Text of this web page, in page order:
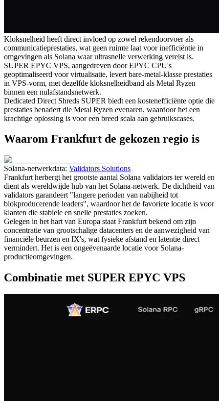
Kloksnelheid heeft direct invloed op zowel rekendoorvoer als
communicatieprestaties, wat geen ruimte laat voor inefficiëntie in
omgevingen als Solana waar ultrasnelle verwerking vereist is.
SUPER EPYC VPS, aangedreven door EPYC CPU's
geoptimaliseerd voor virtualisatie, levert bare-metal-klasse prestaties
in VPS-vorm, met dezelfde kloksnelheidband als Metal Ryzen
binnen een nulafstandsnetwerk.
Dedicated Direct Shreds SUPER biedt een kostenefficiënte optie die
prestaties benadert die Metal Ryzen evenaren, waardoor het een
krachtige oplossing is voor een breed scala aan gebruikscases.
Waarom Frankfurt de gekozen regio is
Solana-netwerkdata: Validators Solutions
Frankfurt herbergt het grootste aantal Solana validators ter wereld en
dient als wereldwijde hub van het Solana-netwerk. De dichtheid van
validators garandeert "langere perioden van nabijheid tot
blokproducerende leaders", waardoor het de favoriete locatie is voor
klanten die stabiele en snelle prestaties zoeken.
Gelegen in het hart van Europa staat Frankfurt bekend om zijn
concentratie van grootschalige datacenters en de aanwezigheid van
financiële beurzen en IX's, wat fysieke afstand en latentie direct
vermindert. Het is een ongeëvenaarde locatie voor Solana-
productieomgevingen.
Combinatie met SUPER EPYC VPS